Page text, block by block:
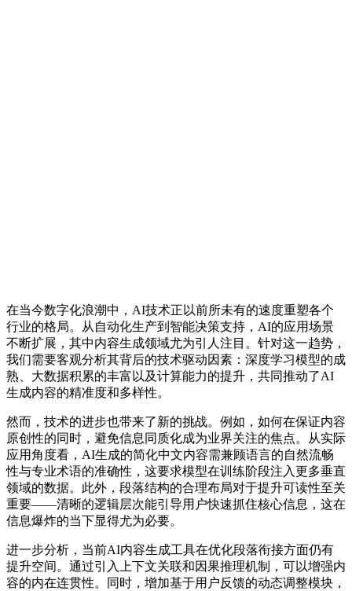
在当今数字化浪潮中，AI技术正以前所未有的速度重塑各个
行业的格局。从自动化生产到智能决策支持，AI的应用场景
不断扩展，其中内容生成领域尤为引人注目。针对这一趋势，
我们需要客观分析其背后的技术驱动因素：深度学习模型的成
熟、大数据积累的丰富以及计算能力的提升，共同推动了AI
生成内容的精准度和多样性。
然而，技术的进步也带来了新的挑战。例如，如何在保证内容
原创性的同时，避免信息同质化成为业界关注的焦点。从实际
应用角度看，AI生成的简化中文内容需兼顾语言的自然流畅
性与专业术语的准确性，这要求模型在训练阶段注入更多垂直
领域的数据。此外，段落结构的合理布局对于提升可读性至关
重要——清晰的逻辑层次能引导用户快速抓住核心信息，这在
信息爆炸的当下显得尤为必要。
进一步分析，当前AI内容生成工具在优化段落衔接方面仍有
提升空间。通过引入上下文关联和因果推理机制，可以增强内
容的内在连贯性。同时，增加基于用户反馈的动态调整模块，